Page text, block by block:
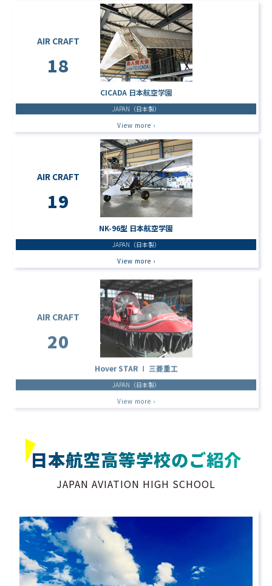
AIR CRAFT
18
CICADA 日本航空学園
JAPAN（日本製）
View more ›
AIR CRAFT
19
NK-96型 日本航空学園
JAPAN（日本製）
View more ›
AIR CRAFT
20
Hover STAR Ⅰ 三菱重工
JAPAN（日本製）
日本航空高等学校のご紹介
JAPAN AVIATION HIGH SCHOOL